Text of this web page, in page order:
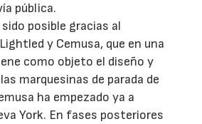
pública.
posible gracias al
y Cemusa, que en una
como objeto el diseño y
marquesinas de parada de
ha empezado ya a
York. En fases posteriores